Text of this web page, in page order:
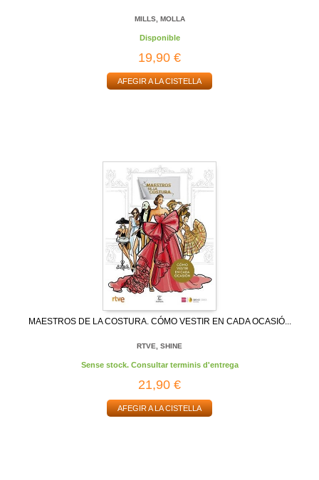
MILLS, MOLLA
Disponible
19,90 €
AFEGIR A LA CISTELLA
MAESTROS DE LA COSTURA. CÓMO VESTIR EN CADA OCASIÓ...
RTVE, SHINE
Sense stock. Consultar terminis d'entrega
21,90 €
AFEGIR A LA CISTELLA